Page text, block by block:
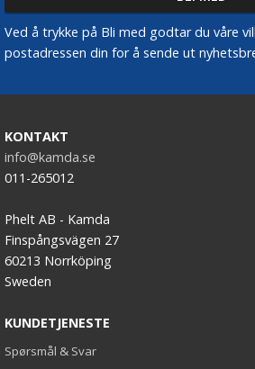
Ved å trykke på Bli med godtar du våre
postadressen din for å sende ut
KONTAKT
info@kamda.se
011-265012
Phelt AB - Kamda
Finspångsvägen 27
60213 Norrköping
Sweden
KUNDETJENESTE
Spørsmål & Svar